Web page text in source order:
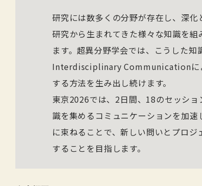
研究には数多くの分野が存在し、深
研究から生まれてきた様々な知識を
ます。超異分野学会では、こうした
Interdisciplinary Communicationに
する方法を生み出し続けます。
東京2026では、2日間、18のセッシ
識を集めるコミュニケーションを加
に束ねることで、新しい問いとプロ
することを目指します。